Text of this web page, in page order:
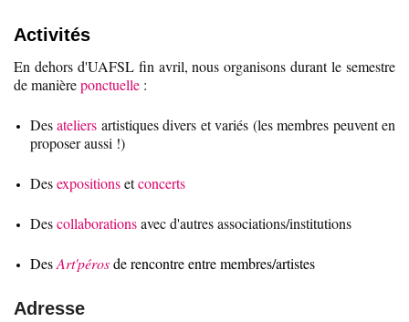
Activités
En dehors d'UAFSL fin avril, nous organisons durant le semestre
de manièreponctuelle :
Desateliers artistiques divers et variés (les membres peuvent en
proposer aussi !)
Desexpositionsetconcerts
Descollaborationsavec d'autres associations/institutions
DesArt'pérosde rencontre entre membres/artistes
Adresse